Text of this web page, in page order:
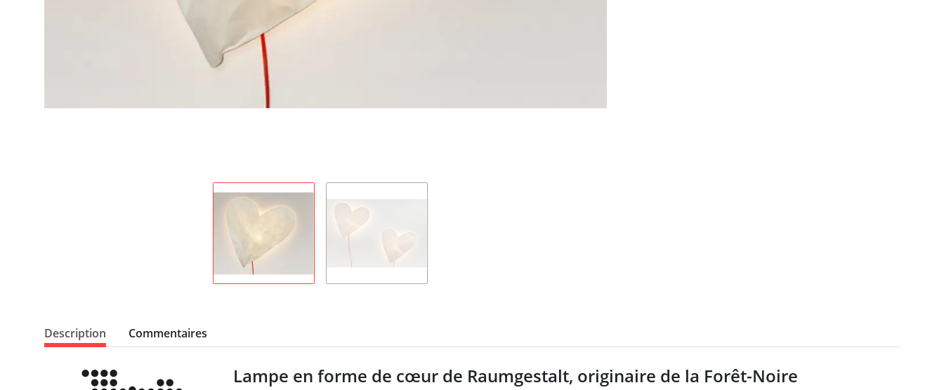
Description Commentaires
Lampe en forme de cœur de Raumgestalt, originaire de la Forêt-Noire